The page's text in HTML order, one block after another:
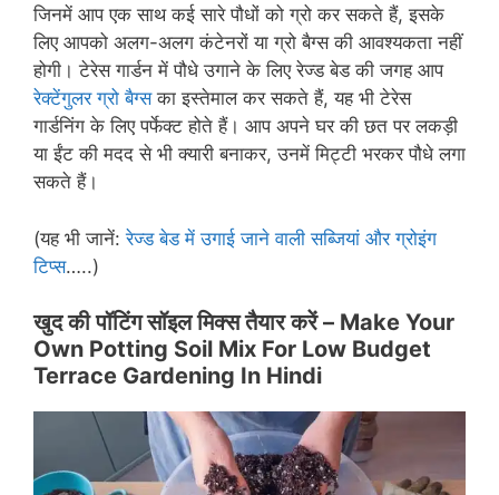
जिनमें आप एक साथ कई सारे पौधों को ग्रो कर सकते हैं, इसके
लिए आपको अलग-अलग कंटेनरों या ग्रो बैग्स की आवश्यकता नहीं
होगी। टेरेस गार्डन में पौधे उगाने के लिए रेज्ड बेड की जगह आप
रेक्टेंगुलर ग्रो बैग्सका इस्तेमाल कर सकते हैं, यह भी टेरेस
गार्डनिंग के लिए पर्फेक्ट होते हैं। आप अपने घर की छत पर लकड़ी
या ईंट की मदद से भी क्यारी बनाकर, उनमें मिट्टी भरकर पौधे लगा
सकते हैं।
(यह भी जानें:रेज्ड बेड में उगाई जाने वाली सब्जियां और ग्रोइंग
टिप्स…..)
खुद की पॉटिंग सॉइल मिक्स तैयार करें – Make Your
Own Potting Soil Mix For Low Budget
Terrace Gardening In Hindi